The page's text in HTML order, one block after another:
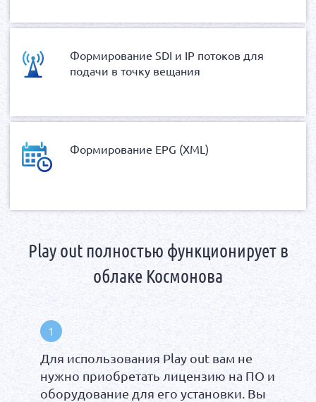
Формирование SDI и IP потоков для
подачи в точку вещания
Формирование EPG (XML)
Play out полностью функционирует в
облаке Космонова
1
Для использования Play out вам не
нужно приобретать лицензию на ПО и
оборудование для его установки. Вы